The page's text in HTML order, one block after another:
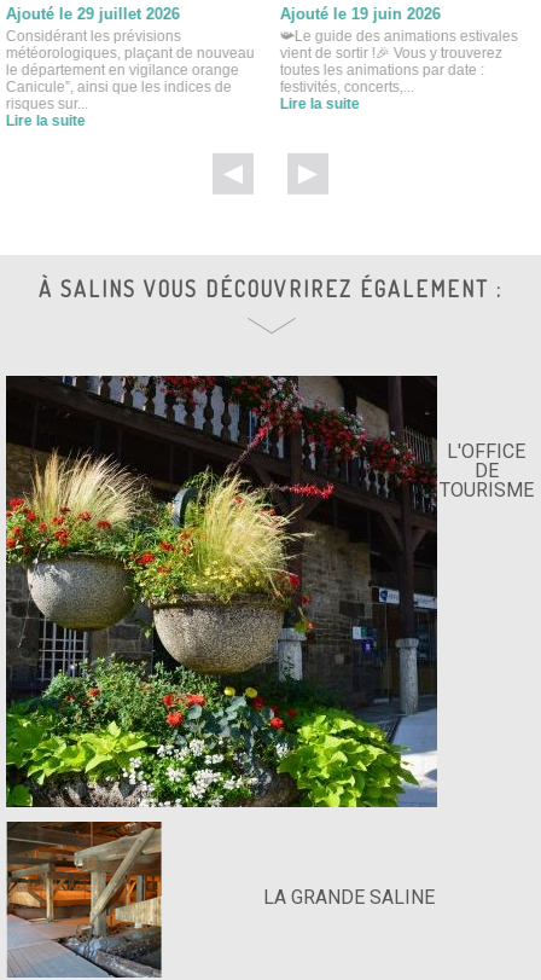
Ajouté le 29 juillet 2026
Considérant les prévisions
météorologiques, plaçant de nouveau
le département en vigilance orange
Canicule”, ainsi que les indices de
risques sur...
Lire la suite
Ajouté le 19 juin 2026
📯Le guide des animations estivales
vient de sortir !🎉 Vous y trouverez
toutes les animations par date :
festivités, concerts,...
Lire la suite
À SALINS VOUS DÉCOUVRIREZ ÉGALEMENT :
L'OFFICE
DE
TOURISME
LA GRANDE SALINE